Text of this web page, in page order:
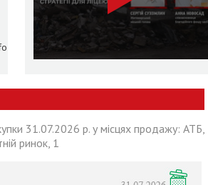
31.07.2026 р. у місцях продажу: АТБ,
ринок, 1